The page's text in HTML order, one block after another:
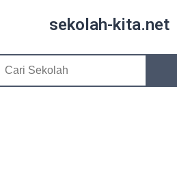
sekolah-kita.net